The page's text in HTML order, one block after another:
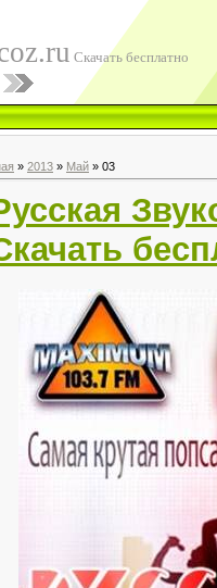
Скачать бесплатно
» 2013 » Май » 03